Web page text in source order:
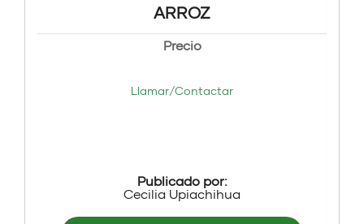
ARROZ
Precio
Llamar/Contactar
Publicado por:
Cecilia Upiachihua